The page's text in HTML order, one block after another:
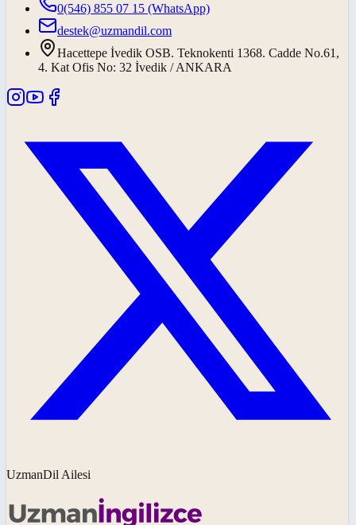
0(546) 855 07 15 (WhatsApp)
destek@uzmandil.com
Hacettepe İvedik OSB. Teknokenti 1368. Cadde No.61,
4. Kat Ofis No: 32 İvedik / ANKARA
UzmanDil Ailesi